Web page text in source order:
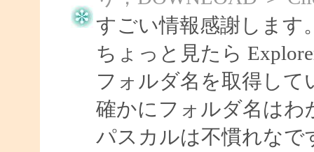
すごい情報感謝します
ちょっと見たら
フォルダ名を取得して
確かにフォルダ名は
パスカルは不慣れなで